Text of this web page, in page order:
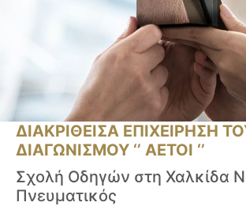
ΔΙΑΚΡΙΘΕΙΣΑ ΕΠΙΧΕΙΡΗΣΗ
ΔΙΑΓΩΝΙΣΜΟΥ ‘’ ΑΕΤΟΙ ‘’
Σχολή Οδηγών στη Χαλκίδα
Πνευματικός